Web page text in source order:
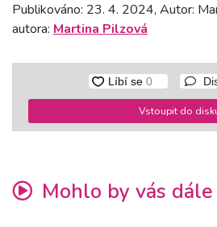
Publikováno: 23. 4. 2024, Autor:
autora: Martina Pilzová
Vstoupit do
Mohlo by vás